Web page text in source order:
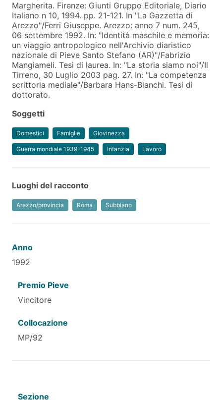
Margherita. Firenze: Giunti Gruppo Editoriale, Diario
Italiano n 10, 1994. pp. 21-121. In "La Gazzetta di
Arezzo"/Ferri Giuseppe. Arezzo: anno 7 num. 245,
06 settembre 1992. In: "Identità maschile e memoria:
un viaggio antropologico nell'Archivio diaristico
nazionale di Pieve Santo Stefano (AR)"/Fabrizio
Mangiameli. Tesi di laurea. In: "La storia siamo noi"/Il
Tirreno, 30 Luglio 2003 pag. 27. In: "La competenza
scrittoria mediale"/Barbara Hans-Bianchi. Tesi di
dottorato.
Soggetti
Domestici Famiglie Giovinezza
Guerra mondiale 1939-1945 Infanzia Lavoro
Luoghi del racconto
Arezzo/provincia Roma Subbiano
Anno
1992
Premio Pieve
Vincitore
Collocazione
MP/92
Sezione